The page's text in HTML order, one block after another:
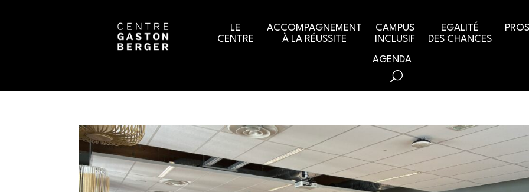
LE
CENTRE
ACCOMPAGNEMENT
À LA RÉUSSITE
CAMPUS
INCLUSIF
EGALITÉ
DES CHANCES
AGENDA